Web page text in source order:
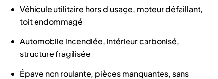
Véhicule utilitaire hors d'usage, moteur défaillant,
toit endommagé
Automobile incendiée, intérieur carbonisé,
structure fragilisée
Épave non roulante, pièces manquantes, sans